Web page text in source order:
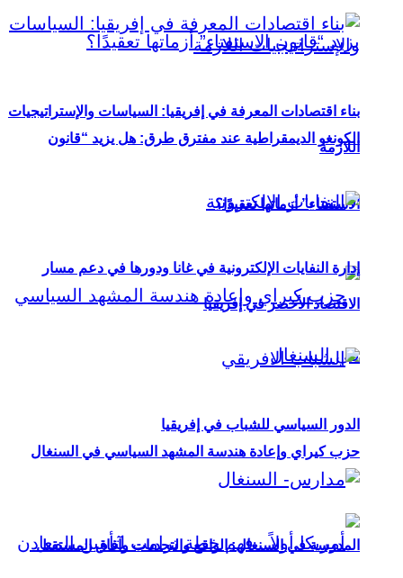
الكونغو الديمقراطية عند مفترق طرق: هل يزيد “قانون
الاستفتاء” أزماتها تعقيدًا؟
حزب كيراي وإعادة هندسة المشهد السياسي في السنغال
بناء اقتصادات المعرفة في إفريقيا: السياسات والإستراتيجيات
اللازمة
إدارة النفايات الإلكترونية في غانا ودورها في دعم مسار
الاقتصاد الأخضر في إفريقيا
الدور السياسي للشباب في إفريقيا
المدرسة في السنغال: الواقع والتحديات وآفاق المستقبل